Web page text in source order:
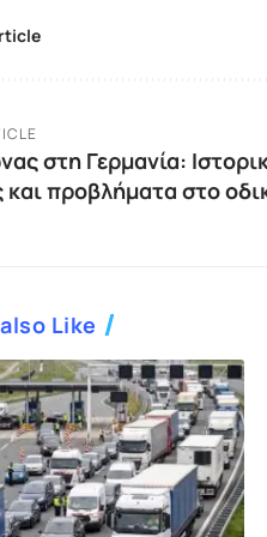
στη Γερμανία:
και προβλήματα στο
Like